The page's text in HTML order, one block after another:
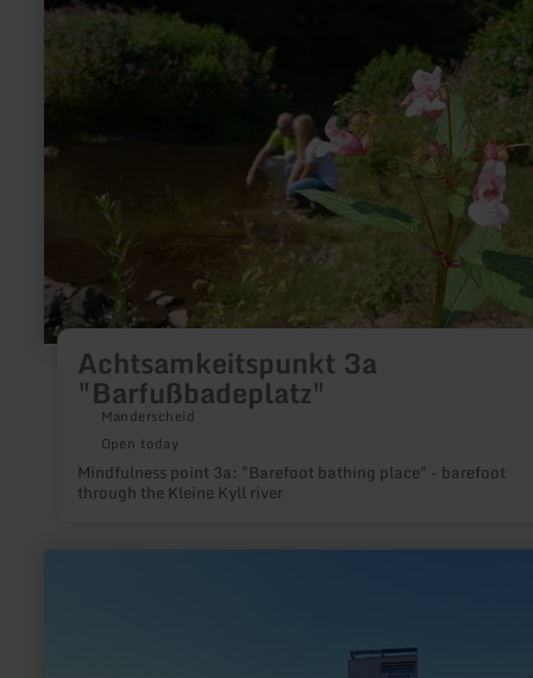
Achtsamkeitspunkt 3a
"Barfußbadeplatz"
Manderscheid
Open today
Mindfulness point 3a: "Barefoot bathing place" - barefoot
through the Kleine Kyll river
about:
Achtsamkeitspunkt
"Barfußbadeplatz"